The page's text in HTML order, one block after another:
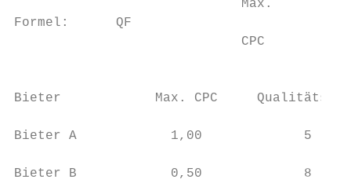
                             Max.
Formel:      QF
                             CPC
Bieter            Max. CPC
Bieter A            1,00             5
Bieter B            0,50             8